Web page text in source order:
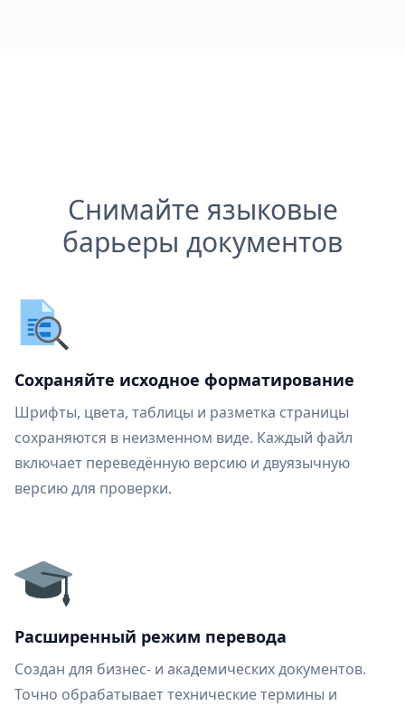
Снимайте языковые
барьеры документов
Сохраняйте исходное форматирование
Шрифты, цвета, таблицы и разметка страницы
сохраняются в неизменном виде. Каждый файл
включает переведённую версию и двуязычную
версию для проверки.
Расширенный режим перевода
Создан для бизнес- и академических документов.
Точно обрабатывает технические термины и